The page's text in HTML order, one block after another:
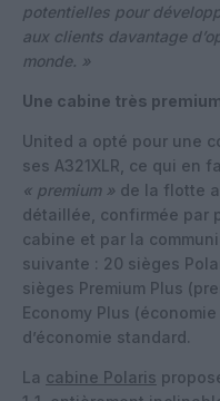
potentielles pour
aux clients davantage
monde. »
Une cabine très
United a opté pour une
ses A321XLR, ce qui en
« premium » de la flotte
détaillée, confirmée par
cabine et par la
suivante : 20 sièges
sièges Premium Plus
Economy Plus
d’économie standard.
La cabine Polaris